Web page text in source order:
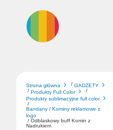
Strona główna /GADŻETY
/Produkty Full Color
/
Produkty sublimacyjne full color
/
Bandany / Kominy reklamowe z
logo
/ Odblaskowy buff Komin z
Nadrukiem